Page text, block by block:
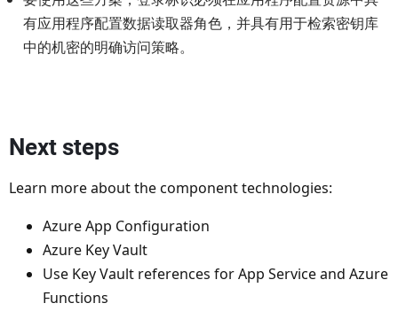
有应用程序配置数据读取器角色，并具有用于检索密钥库
中的机密的明确访问策略。
Next steps
Learn more about the component technologies:
Azure App Configuration
Azure Key Vault
Use Key Vault references for App Service and Azure
Functions